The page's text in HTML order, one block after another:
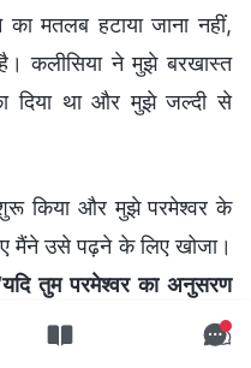
मतलब हटाया जाना नहीं,
है। कलीसिया ने मुझे बरखास्त
दिया था और मुझे जल्दी से
किया और मुझे परमेश्वर के
मैंने उसे पढ़ने के लिए खोजा।
यदि तुम परमेश्वर का अनुसरण
निभाना चाहते हो, तो पहली